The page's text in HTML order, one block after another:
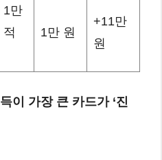
1만
적
1만 원
+11만
원
이 가장 큰 카드가 ‘진